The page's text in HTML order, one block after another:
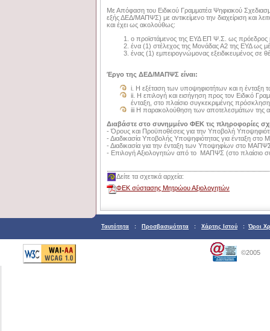
Με Απόφαση του Ειδικού Γραμματέα Ψηφιακού
εξής ΔΕΔ/ΜΑΠΨΣ) με αντικείμενο την διαχείριση και
και έχει ως ακολούθως:
ο προϊστάμενος της ΕΥΔ ΕΠ Ψ.Σ. ως πρόεδρος
ένα (1) στέλεχος της Μονάδας Α2 της ΕΥΔ ως
ένας (1) εμπειρογνώμονας εξειδικευμένος
Έργο της ΔΕΔ/ΜΑΠΨΣ είναι:
i. H εξέταση των υποψηφιοτήτων και η
ii. H επιλογή και εισήγηση προς τον Ειδικό
ένταξη, στο πλαίσιο συγκεκριμένης
iii H παρακολούθηση των αποτελεσμάτων της
Διαβάστε στο συνημμένο ΦΕΚ τις πληροφορίες
- Όρους και Προϋποθέσεις για την Υποβολή
- Διαδικασία Υποβολής Υποψηφιότητας για ένταξη
- Διαδικασία για την ένταξη των Υποψηφίων στο
- Επιλογή Αξιολογητών από το ΜΑΠΨΣ (στο πλαίσιο
Δείτε τα σχετικά αρχεία:
ΦΕΚ σύστασης Μητρώου Αξιολογητών
Ταυτότητα : Προσβασιμότητα : Χάρτης Ιστού : Όροι
©2005